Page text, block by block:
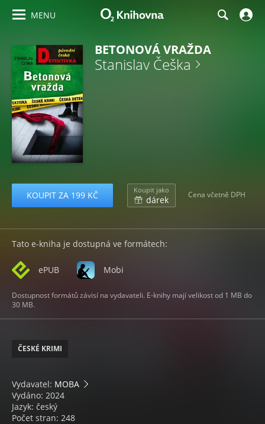
MENU
BETONOVÁ VRAŽDA
Stanislav Češka
KOUPIT ZA 199 KČ Koupit jako
dárek Cena včetně DPH
Tato e-kniha je dostupná ve formátech:
ePUB Mobi
Dostupnost formátů závisí na vydavateli. E-knihy mají velikost od 1 MB do
30 MB.
ČESKÉ KRIMI
Vydavatel: MOBA
Vydáno: 2024
Jazyk: český
Počet stran: 248